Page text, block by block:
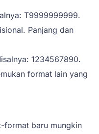
T9999999999.
Panjang dan
1234567890.
format lain yang
format baru mungkin